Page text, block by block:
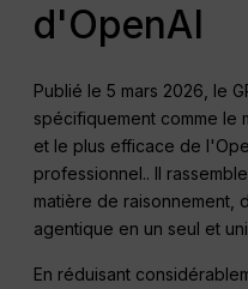
d'OpenAI
Publié le 5 mars 2026, le
spécifiquement comme le
et le plus efficace de
professionnel.. Il
matière de raisonnement,
agentique en un seul et
En réduisant